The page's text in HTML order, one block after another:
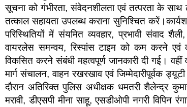
सूचना को गंभीरता, संवेदनशीलता एवं तत्परता के
तत्काल सहायता उपलब्ध कराना सुनिश्चित
परिस्थितियों में संयमित व्यवहार, प्रभावी संवाद
वायरलेस समन्वय, रिस्पांस टाइम को कम करने एवं
विकसित करने संबंधी महत्वपूर्ण जानकारी दी गई।
मार्ग संचालन, वाहन रखरखाव एवं जिम्मेदारीपूर्वक
दौरान अतिरिक्त पुलिस अधीक्षक धमतरी शैलेन्द्र
मरावी, डीएसपी मीना साहू, एसडीओपी नगरी विपिन